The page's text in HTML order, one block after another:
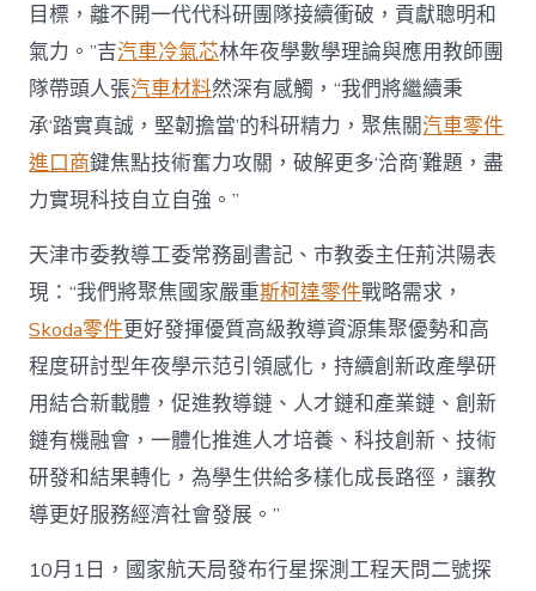
目標，離不開一代代科研團隊接續衝破，貢獻聰明和
氣力。”吉汽車冷氣芯林年夜學數學理論與應用教師團
隊帶頭人張汽車材料然深有感觸，“我們將繼續秉
承‘踏實真誠，堅韌擔當’的科研精力，聚焦關汽車零件
進口商鍵焦點技術奮力攻關，破解更多‘洽商’難題，盡
力實現科技自立自強。”
天津市委教導工委常務副書記、市教委主任荊洪陽表
現：“我們將聚焦國家嚴重斯柯達零件戰略需求，
Skoda零件更好發揮優質高級教導資源集聚優勢和高
程度研討型年夜學示范引領感化，持續創新政產學研
用結合新載體，促進教導鏈、人才鏈和產業鏈、創新
鏈有機融會，一體化推進人才培養、科技創新、技術
研發和結果轉化，為學生供給多樣化成長路徑，讓教
導更好服務經濟社會發展。”
10月1日，國家航天局發布行星探測工程天問二號探